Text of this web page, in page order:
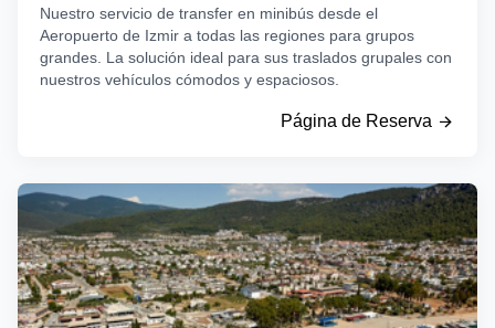
Nuestro servicio de transfer en minibús desde el
Aeropuerto de Izmir a todas las regiones para grupos
grandes. La solución ideal para sus traslados grupales con
nuestros vehículos cómodos y espaciosos.
Página de Reserva